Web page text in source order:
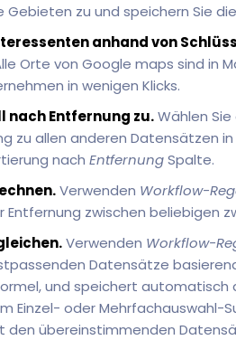
zu und speichern Sie
anhand von
Orte von Google maps sind in
in wenigen Klicks.
nach Entfernung zu.Wählen Sie
zu allen anderen Datensätzen
nach EntfernungSpalte.
Verwenden Workflow-
zwischen beliebigen
Verwenden Workflow-
Datensätze
und speichert
Einzel- oder Mehrfachauswahl-
übereinstimmenden